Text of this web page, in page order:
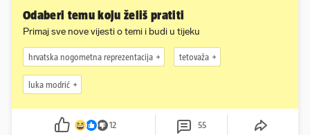
Odaberi temu koju želiš pratiti
Primaj sve nove vijesti o temi i budi u tijeku
hrvatska nogometna reprezentacija tetovaža
luka modrić
12 55